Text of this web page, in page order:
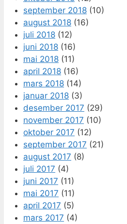
september 2018 (10)
august 2018 (16)
juli 2018 (12)
juni 2018 (16)
mai 2018 (11)
april 2018 (16)
mars 2018 (14)
januar 2018 (3)
desember 2017 (29)
november 2017 (10)
oktober 2017 (12)
september 2017 (21)
august 2017 (8)
juli 2017 (4)
juni 2017 (11)
mai 2017 (11)
april 2017 (5)
mars 2017 (4)